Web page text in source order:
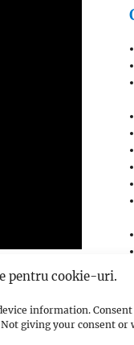
pentru cookie-uri.
information.
giving your consent